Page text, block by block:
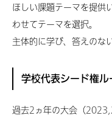
ほしい課題テーマを提供
わせてテーマを選択。
主体的に学び、答えのな
学校代表シード権ル
過去2ヵ年の大会（